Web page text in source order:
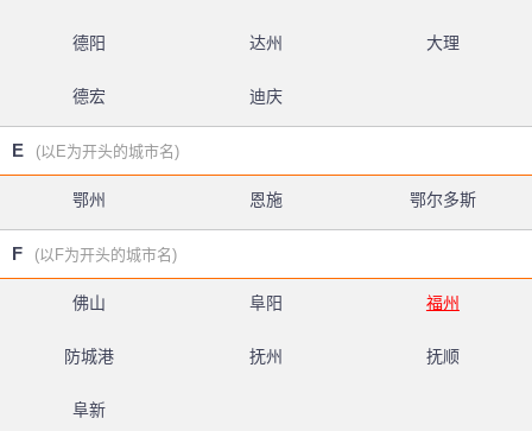
德阳 达州 大理
德宏 迪庆
E (以E为开头的城市名)
鄂州 恩施 鄂尔多斯
F (以F为开头的城市名)
佛山 阜阳 福州
防城港 抚州 抚顺
阜新